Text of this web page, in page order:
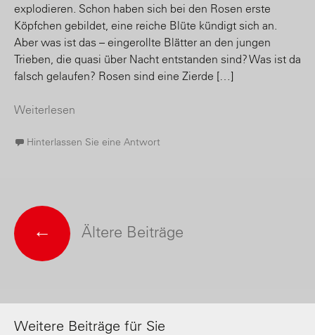
explodieren. Schon haben sich bei den Rosen erste
Köpfchen gebildet, eine reiche Blüte kündigt sich an.
Aber was ist das – eingerollte Blätter an den jungen
Trieben, die quasi über Nacht entstanden sind? Was ist da
falsch gelaufen? Rosen sind eine Zierde […]
Weiterlesen
Hinterlassen Sie eine Antwort
Posts navigation
← Ältere Beiträge
Weitere Beiträge für Sie